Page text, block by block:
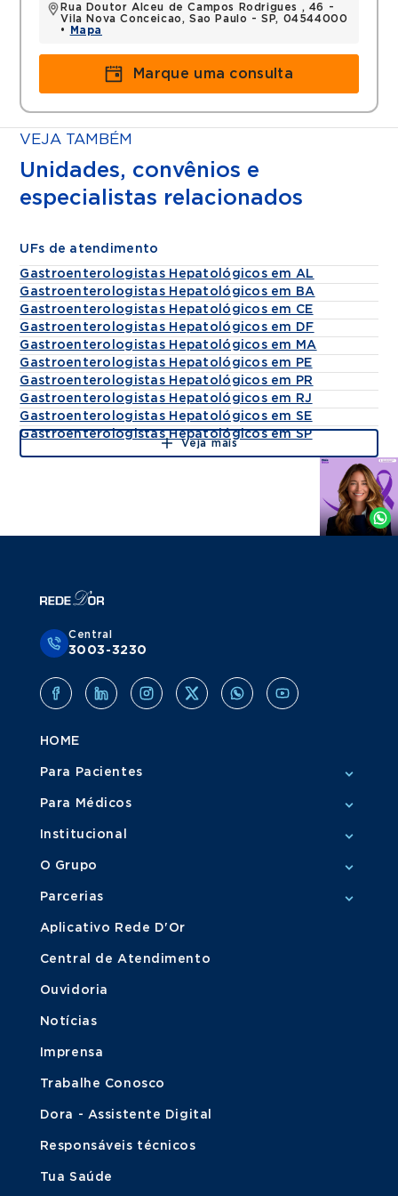
Rua Doutor Alceu de Campos Rodrigues , 46 -
Vila Nova Conceicao, Sao Paulo - SP, 04544000
•
Mapa
Marque uma consulta
VEJA TAMBÉM
Unidades, convênios e
especialistas relacionados
UFs de atendimento
Gastroenterologistas Hepatológicos em AL
Gastroenterologistas Hepatológicos em BA
Gastroenterologistas Hepatológicos em CE
Gastroenterologistas Hepatológicos em DF
Gastroenterologistas Hepatológicos em MA
Gastroenterologistas Hepatológicos em PE
Gastroenterologistas Hepatológicos em PR
Gastroenterologistas Hepatológicos em RJ
Gastroenterologistas Hepatológicos em SE
Gastroenterologistas Hepatológicos em SP
Veja mais
Agende
Whatsapp
Central
3003-3230
HOME
Para Pacientes
Para Médicos
Institucional
O Grupo
Parcerias
Aplicativo Rede D'Or
Central de Atendimento
Ouvidoria
Notícias
Imprensa
Trabalhe Conosco
Dora - Assistente Digital
Responsáveis técnicos
Tua Saúde